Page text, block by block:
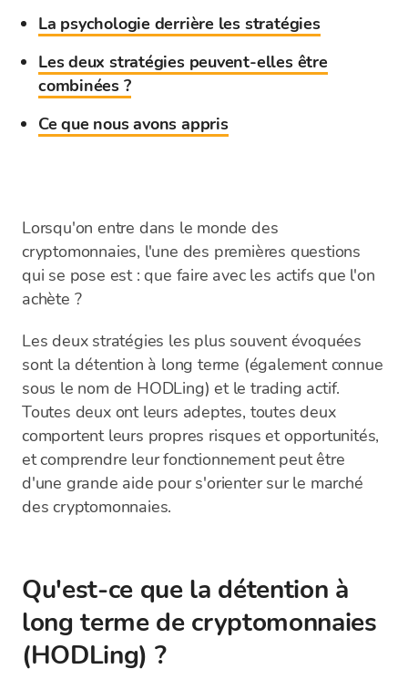
La psychologie derrière les stratégies
Les deux stratégies peuvent-elles être
combinées ?
Ce que nous avons appris
Lorsqu'on entre dans le monde des
cryptomonnaies, l'une des premières questions
qui se pose est : que faire avec les actifs que l'on
achète ?
Les deux stratégies les plus souvent évoquées
sont la détention à long terme (également connue
sous le nom de HODLing) et le trading actif.
Toutes deux ont leurs adeptes, toutes deux
comportent leurs propres risques et opportunités,
et comprendre leur fonctionnement peut être
d'une grande aide pour s'orienter sur le marché
des cryptomonnaies.
Qu'est-ce que la détention à
long terme de cryptomonnaies
(HODLing) ?